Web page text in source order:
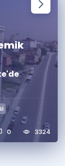
eğitim seni
0 3324